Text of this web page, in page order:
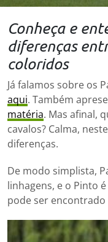
Conheça e
diferenças
coloridos
Já falamos sobre os
aqui. Também
matéria. Mas afinal,
cavalos? Calma,
diferenças.
De modo simplista,
linhagens, e o Pinto
pode ser encontrado